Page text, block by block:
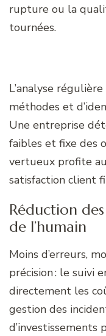
rupture ou la
tournées.
L’analyse
méthodes et
Une entreprise
faibles et fixe des
vertueux profite
satisfaction client
Réduction
de l’humain
Moins d’erreurs,
précision : le suivi
directement les
gestion des
d’investissements